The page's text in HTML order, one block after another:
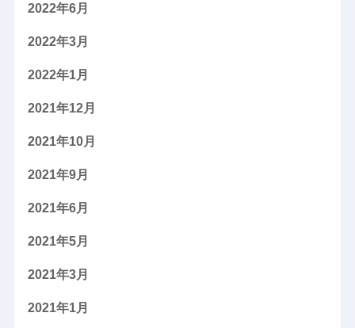
2022年6月
2022年3月
2022年1月
2021年12月
2021年10月
2021年9月
2021年6月
2021年5月
2021年3月
2021年1月